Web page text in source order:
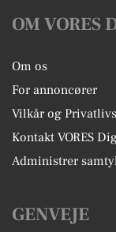
OM VORES
Om os
For annoncører
Vilkår og
Kontakt VORES
Administrer
GENVEJE